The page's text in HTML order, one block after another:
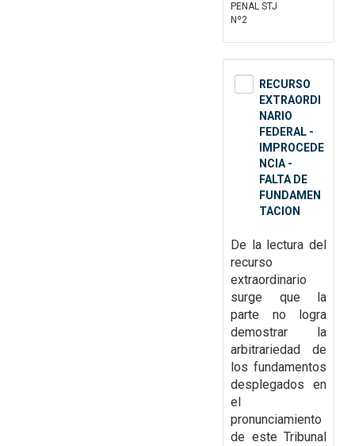
PENAL STJ
Nº2
RECURSO
EXTRAORDI
NARIO
FEDERAL -
IMPROCEDE
NCIA -
FALTA DE
FUNDAMEN
TACION
De la lectura del
recurso
extraordinario
surge que la
parte no
logra
demostrar la
arbitrariedad de
los fundamentos
desplegados en
el
pronunciamiento
de este Tribunal